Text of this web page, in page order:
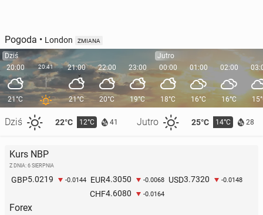
Pogoda • London ZMIANA
Dziś
20:00
21°C
Dziś 22°C 12°C 41 Jutro 25°C 14°C 28
20:41 21:00
21°C
22:00
20°C
23:00
19°C
Jutro
00:00
18°C
01:00
16°C
02:00
16°C
Kurs NBP
Z DNIA: 6 SIERPNIA
GBP5.0219 -0.0144 EUR4.3050 -0.0068 USD3.7320 -0.0148
CHF4.6080 -0.0164
Forex